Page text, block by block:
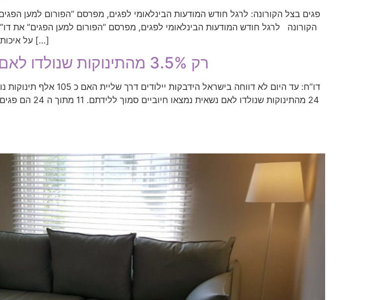
פגים בצל הקורונה: לרגל חודש המודעות הבינלאומי לפגים, מפרסם “הפורום למען
הקורונה לרגל חודש המודעות הבינלאומי לפגים, מפרסם “הפורום למען הפגים”
על איכות הטיפול בפגים בישראל ועל האתגרים שהיא מציבה בפני הפגיות […]
רק 3.5% מהתינוקות שנולדו לאם נשאית- נמצאו חיוביים | ישראל היום